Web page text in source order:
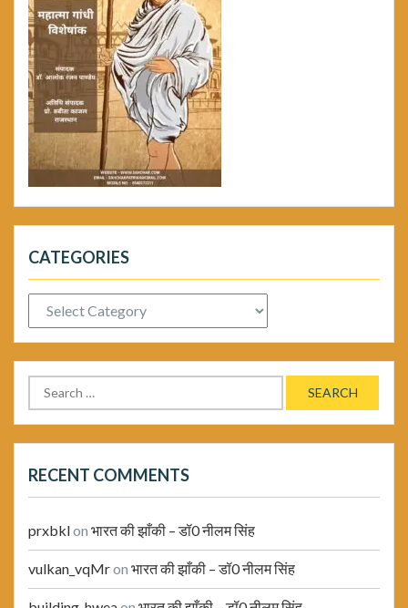
CATEGORIES
Categories
Search
for:
RECENT COMMENTS
prxbklon भारत की झाँकी – डॉ0 नीलम सिंह
vulkan_vqMron भारत की झाँकी – डॉ0 नीलम सिंह